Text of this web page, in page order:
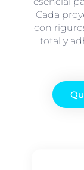
Cada
con
total y